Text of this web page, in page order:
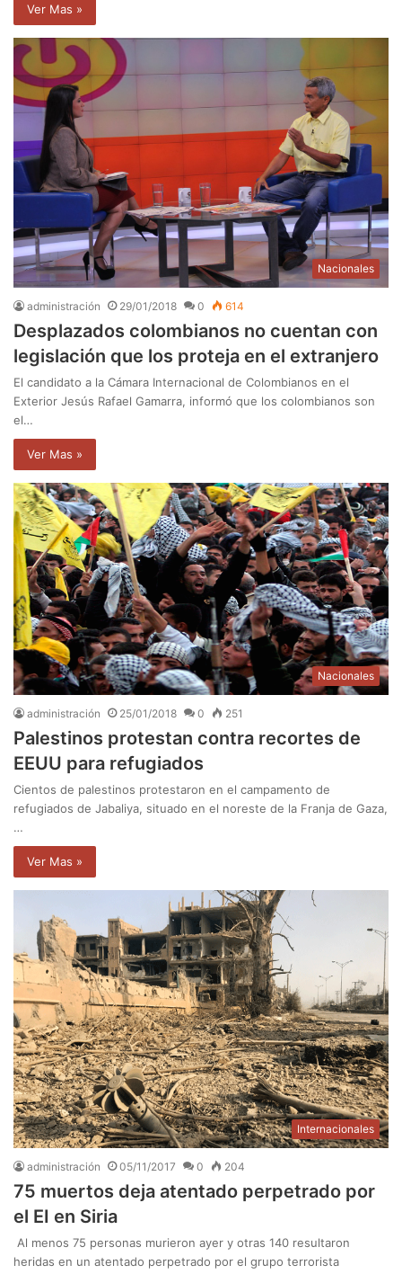
Ver Mas »
Nacionales
administración 29/01/2018 0 614
Desplazados colombianos no cuentan con
legislación que los proteja en el extranjero
El candidato a la Cámara Internacional de Colombianos en el
Exterior Jesús Rafael Gamarra, informó que los colombianos son
el…
Ver Mas »
Nacionales
administración 25/01/2018 0 251
Palestinos protestan contra recortes de
EEUU para refugiados
Cientos de palestinos protestaron en el campamento de
refugiados de Jabaliya, situado en el noreste de la Franja de Gaza,
…
Ver Mas »
Internacionales
administración 05/11/2017 0 204
75 muertos deja atentado perpetrado por
el EI en Siria
Al menos 75 personas murieron ayer y otras 140 resultaron
heridas en un atentado perpetrado por el grupo terrorista